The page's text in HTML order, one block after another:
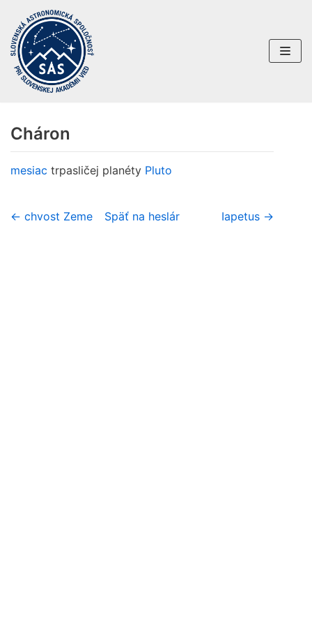
Preskočiť
na
obsah
Cháron
mesiac trpasličej planéty Pluto
← chvost Zeme Späť na heslár Iapetus →